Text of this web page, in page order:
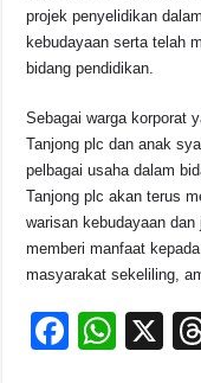
projek penyelidikan
kebudayaan serta telah
bidang pendidikan.
Sebagai warga korporat
Tanjong plc dan anak
pelbagai usaha dalam
Tanjong plc akan terus
warisan kebudayaan
memberi manfaat
masyarakat sekeliling,
F
W X